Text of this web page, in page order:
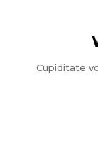
Cupiditate